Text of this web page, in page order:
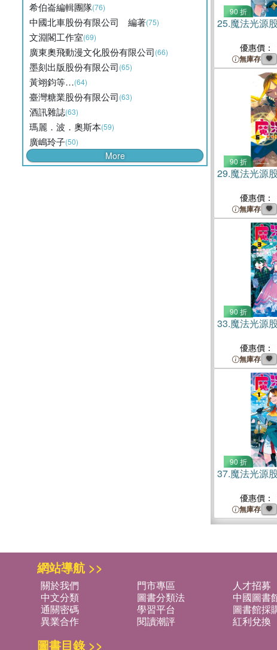
希伯崙編輯團隊(76)
中國北車股份有限公司 編著(75)
文淵閣工作室(69)
廣東奧飛動漫文化股份有限公司(66)
墨刻出版股份有限公司(65)
黃翊鈞等…(64)
臺灣糖業股份有限公司(63)
酒訊雜誌(63)
瑪麗．波．奧斯本(59)
廣嶋玲子(50)
More
90 折
25.魔法光源
優惠價：
無庫存
90 折
29.魔法光源
優惠價：
無庫存
90 折
33.魔法光源
優惠價：
無庫存
90 折
37.魔法光源
優惠價：
無庫存
網站導航 >>
關於我們 門市專區 人才招募
中文分類
圖書分類法 中國圖書
通關密碼
學習平台 圖書館採
異業合作
閱讀潮評 紅利兌換
圖書目錄 >>